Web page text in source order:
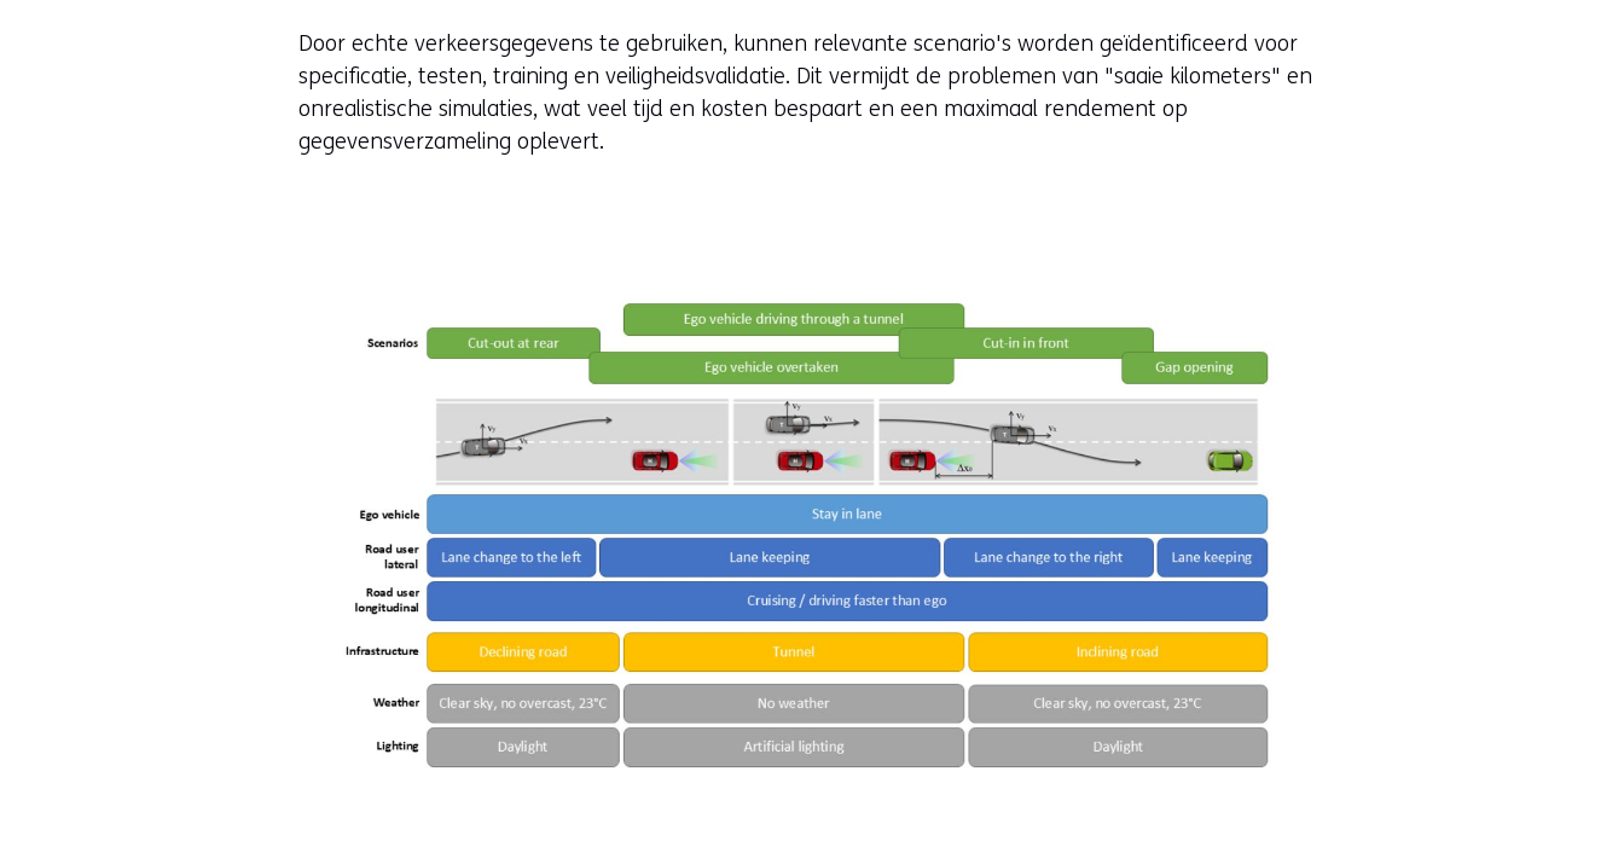
Door echte verkeersgegevens te gebruiken, kunnen relevante scenario's worden geïdentificeerd voor
specificatie, testen, training en veiligheidsvalidatie. Dit vermijdt de problemen van "saaie kilometers" en
onrealistische simulaties, wat veel tijd en kosten bespaart en een maximaal rendement op
gegevensverzameling oplevert.